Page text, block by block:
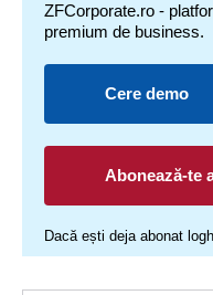
ZFCorporate.ro -
premium de business.
Cere demo
Abonează-te
Dacă ești deja abonat